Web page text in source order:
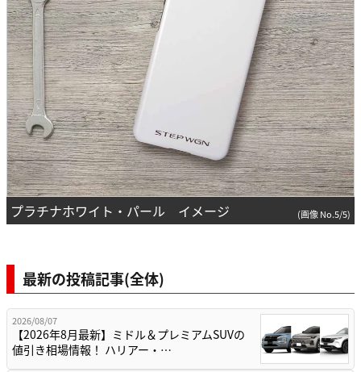
プラチナホワイト・パール イメージ (画像 No.5/5)
最新の投稿記事(全体)
2026/08/07
【2026年8月最新】ミドル＆プレミアムSUVの
値引き相場情報！ ハリアー・…